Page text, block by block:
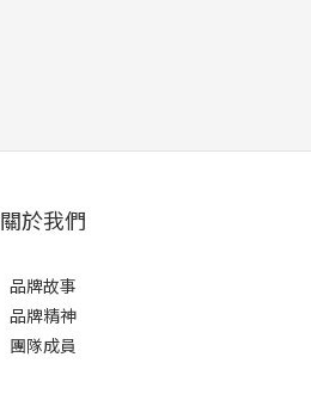
關於我們
品牌故事
品牌精神
團隊成員